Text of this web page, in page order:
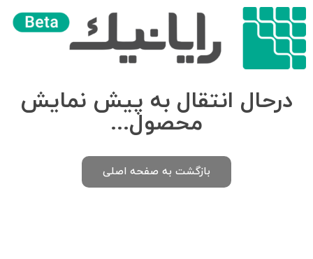
درحال انتقال به پیش نمایش
محصول...
بازگشت به صفحه اصلی